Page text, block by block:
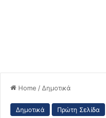
Home / Δημοτικά
Δημοτικά Πρώτη Σελίδα